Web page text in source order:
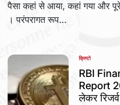
पैसा कहां से आया, कहां गया और पूरे
। परंपरागत रूप...
POSTED
IN
क्रिप्टो
RBI
Report
लेकर